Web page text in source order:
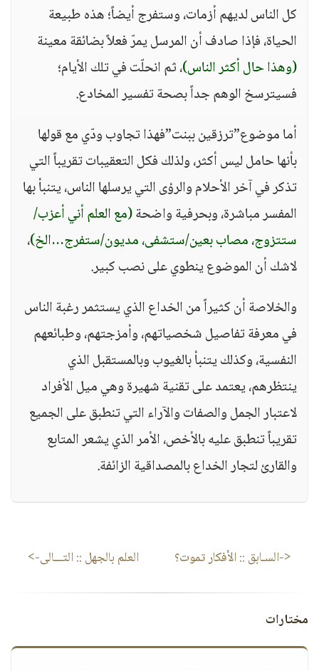
كل الناس لديهم أزمات، وستفرج أيضاً؛ هذه طبيعة
الحياة، فإذا صادف أن المرسل يمرّ فعلاً بضائقة معينة
(وهذا حال أكثر الناس)، ثم انحلّت في تلك الأيام؛
فسيترسخ الوهم جداً بصحة تفسير المخادع.
أما موضوع”ترزقين ببنت”فهذا تجاوب ودّي مع قولها
بأنها حامل ليس أكثر، ولذلك فكل التعقيبات تقريباً التي
تذكر في آخر الأحلام والرؤى التي يرسلها الناس، يتنبأ بها
المفسر مباشرة، وبحرفية واضحة(مع العلم أني أعزب/
ستتزوج، مصاب بعين/ستشفى، مديون/ستفرج…الخ)،
لاشك أن الموضوع ينطوي على نصب كبير.
والخلاصة أن كثيراً من الخداع الذي يستثمر رغبة الناس
في معرفة تفاصيل شخصياتهم، وأمزجتهم، وطبائعهم
النفسية، وكذلك يتنبأ بالغيوب وبالمستقبل الذي
ينتظرهم، يعتمد على تقنية شهيرة وهي ميل الأفراد
لاعتبار الجمل والصفات والآراء التي تنطبق على الجميع
تقريباً تنطبق عليه بالأخص، الأمر الذي يشعر المتابع
والقارئ لتجار الخداع بالمصداقية الزائفة.
<-السـابق ::الأفكار تموت؟ العلم بالجهل :: التـــالى->
مختارات